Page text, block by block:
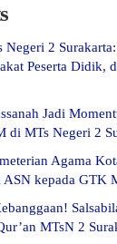
2
Peserta Didik,
Jadi
di MTs Negeri 2
Agama
kepada GTK
MTsN 2